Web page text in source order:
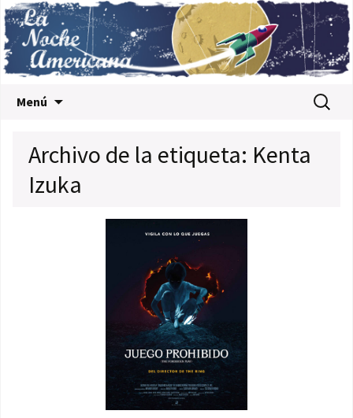
Menú Buscar:
Archivo de la etiqueta: Kenta
Izuka